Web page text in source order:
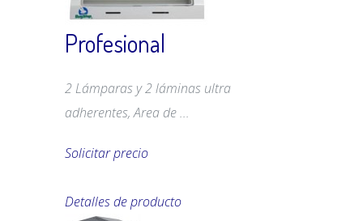
Profesional
2 Lámparas y 2 láminas ultra
adherentes, Area de ...
Solicitar precio
Detalles de producto